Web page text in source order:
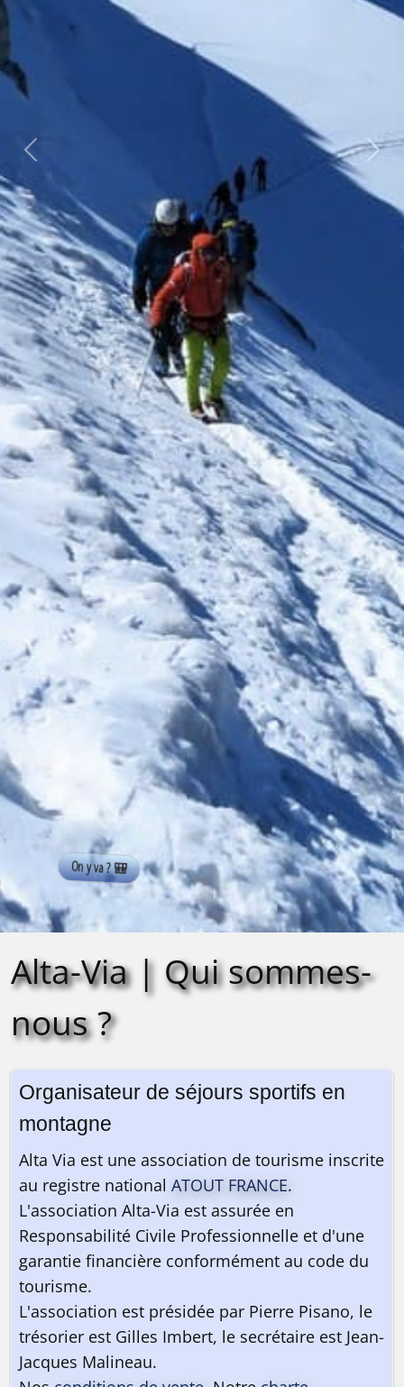
Précédente
Alta-Via | Qui sommes-
nous ?
Organisateur de séjours sportifs en
montagne
Alta Via est une association de tourisme inscrite
au registre national ATOUT FRANCE.
L'association Alta-Via est assurée en
Responsabilité Civile Professionnelle et d'une
garantie financière conformément au code du
tourisme.
L'association est présidée par Pierre Pisano, le
trésorier est Gilles Imbert, le secrétaire est Jean-
Jacques Malineau.